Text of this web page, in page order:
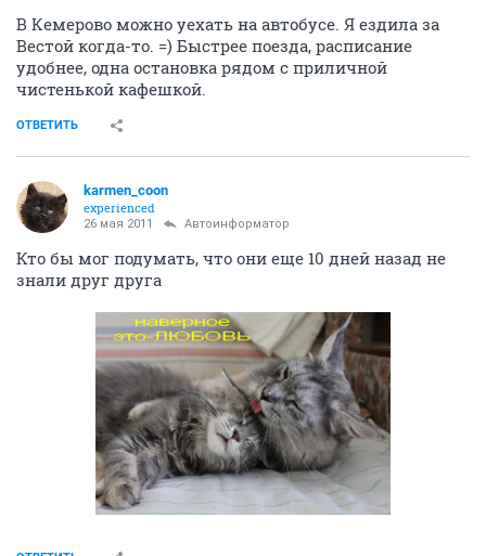
В Кемерово можно уехать на автобусе. Я ездила за
Вестой когда-то. =) Быстрее поезда, расписание
удобнее, одна остановка рядом с приличной
чистенькой кафешкой.
ОТВЕТИТЬ
karmen_coon
experienced
26 мая 2011 Автоинформатор
Кто бы мог подумать, что они еще 10 дней назад не
знали друг друга